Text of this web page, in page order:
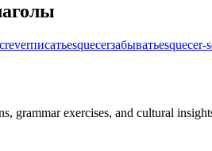
писатьesquecerзабыватьesquecer-
grammar exercises, and cultural